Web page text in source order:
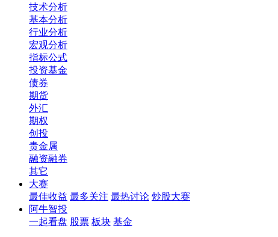
技术分析
基本分析
行业分析
宏观分析
指标公式
投资基金
债券
期货
外汇
期权
创投
贵金属
融资融券
其它
大赛
最佳收益 最多关注 最热讨论 炒股大赛
阿牛智投
一起看盘 股票 板块 基金